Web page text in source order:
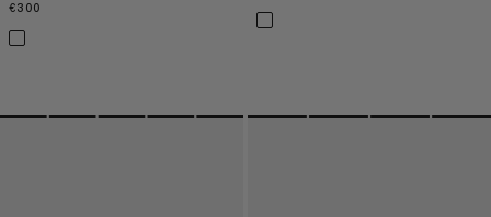
€300